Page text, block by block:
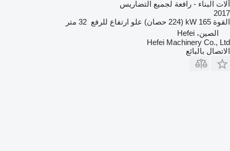
آلات البناء - رافعة لجميع التضاريس
2017
القوة 165 kW (224 حصان) علو ارتفاع للرفع 32 متر
الصين، Hefei
Hefei Machinery Co., Ltd
الاتصال بالبائع